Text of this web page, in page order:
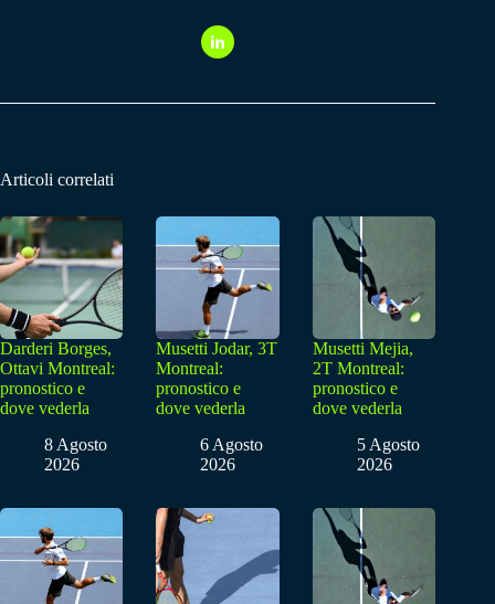
Articoli correlati
Darderi Borges,
Ottavi Montreal:
pronostico e
dove vederla
8 Agosto
2026
Musetti Jodar, 3T
Montreal:
pronostico e
dove vederla
6 Agosto
2026
Musetti Mejia,
2T Montreal:
pronostico e
dove vederla
5 Agosto
2026